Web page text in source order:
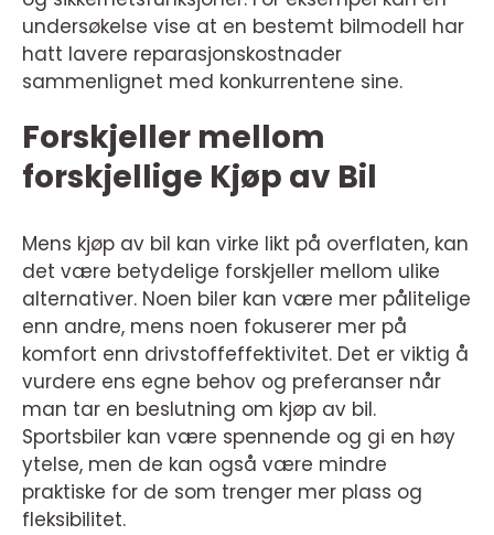
undersøkelse vise at en bestemt bilmodell har
hatt lavere reparasjonskostnader
sammenlignet med konkurrentene sine.
Forskjeller mellom
forskjellige Kjøp av Bil
Mens kjøp av bil kan virke likt på overflaten, kan
det være betydelige forskjeller mellom ulike
alternativer. Noen biler kan være mer pålitelige
enn andre, mens noen fokuserer mer på
komfort enn drivstoffeffektivitet. Det er viktig å
vurdere ens egne behov og preferanser når
man tar en beslutning om kjøp av bil.
Sportsbiler kan være spennende og gi en høy
ytelse, men de kan også være mindre
praktiske for de som trenger mer plass og
fleksibilitet.